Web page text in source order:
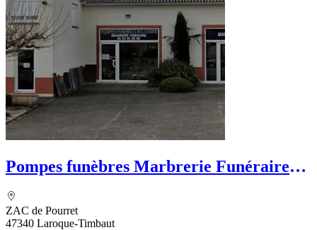
Pompes funèbres Marbrerie Funéraire
ZAC de Pourret
47340 Laroque-Timbaut